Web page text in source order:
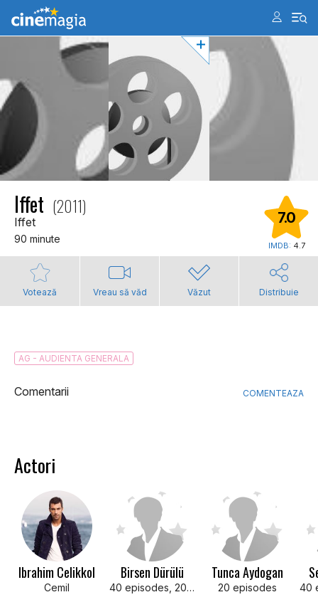
Iffet (2011)
Iffet
90 minute
7.0
IMDB: 4.7
Votează Vreau să văd Văzut Distribuie
AG - AUDIENTA GENERALA
Comentarii COMENTEAZA
Actori
Ibrahim Celikkol
Cemil
Birsen Dürülü
40 episodes, 2011-2012
Tunca Aydogan
20 episodes